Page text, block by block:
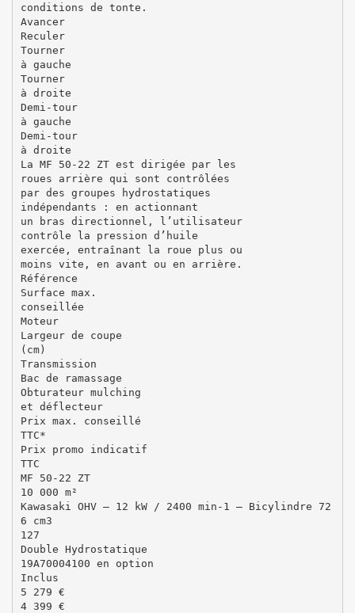
conditions de tonte.
Avancer
Reculer
Tourner
à gauche
Tourner
à droite
Demi-tour
à gauche
Demi-tour
à droite
La MF 50-22 ZT est dirigée par les
roues arrière qui sont contrôlées
par des groupes hydrostatiques
indépendants : en actionnant
un bras directionnel, l’utilisateur
contrôle la pression d’huile
exercée, entraînant la roue plus ou
moins vite, en avant ou en arrière.
Référence
Surface max.
conseillée
Moteur
Largeur de coupe
(cm)
Transmission
Bac de ramassage
Obturateur mulching
et déflecteur
Prix max. conseillé
TTC*
Prix promo indicatif
TTC
MF 50-22 ZT
10 000 m²
Kawasaki OHV – 12 kW / 2400 min-1 – Bicylindre 72
6 cm3
127
Double Hydrostatique
19A70004100 en option
Inclus
5 279 €
4 399 €